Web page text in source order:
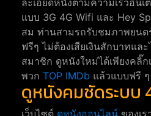
แบบ 3G 4G Wifi และ Hey
สม ท่านสามรถรับชมภาพยนต
ฟรีๆ ไม่ต้องเสียเงินสักบาทแล
สมาชิก ดูหนังใหม่ได้เพียงคลิ๊
พวก TOP IMDb แล้วแบบฟรี ๆ
ดูหนังคมชัดระบบ
เว็บไซต์ ดูหนังออนไลน์ ของเ